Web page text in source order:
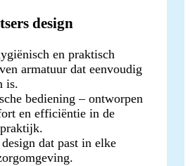
design
en praktisch
armatuur dat eenvoudig
is.
bediening – ontworpen
en efficiëntie in de
dat past in elke